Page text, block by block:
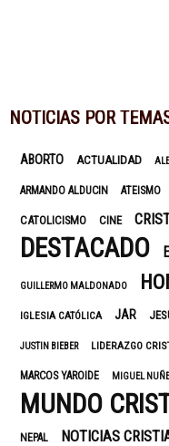
NOTICIAS POR
ABORTO ACTUALIDAD
ARMANDO ALDUCIN ATEISMO
CATOLICISMO CINE
DESTACADO
GUILLERMO MALDONADO
IGLESIA CATÓLICA JAR
JUSTIN BIEBER LIDERAZGO
MARCOS YAROIDE MIGUEL
MUNDO
NEPAL NOTICIAS